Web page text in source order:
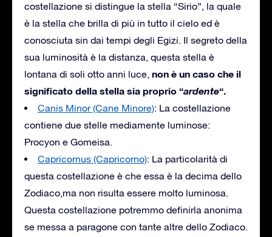
costellazione si distingue la stella “Sirio”, la quale
è la stella che brilla di più in tutto il cielo ed è
conosciuta sin dai tempi degli Egizi. Il segreto della
sua luminosità è la distanza, questa stella è
lontana di soli otto anni luce, non è un caso che il
significato della stella sia proprio “ardente“.
Canis Minor (Cane Minore): La costellazione
contiene due stelle mediamente luminose:
Procyon e Gomeisa.
Capricornus (Capricorno): La particolarità di
questa costellazione è che essa è la decima dello
Zodiaco,ma non risulta essere molto luminosa.
Questa costellazione potremmo definirla anonima
se messa a paragone con tante altre dello Zodiaco.